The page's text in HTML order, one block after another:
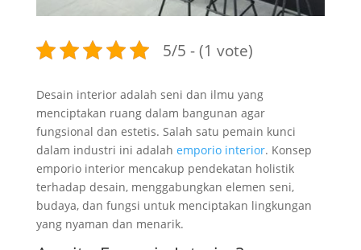
5/5 - (1 vote)
Desain interior adalah seni dan ilmu yang
menciptakan ruang dalam bangunan agar
fungsional dan estetis. Salah satu pemain kunci
dalam industri ini adalah emporio interior. Konsep
emporio interior mencakup pendekatan holistik
terhadap desain, menggabungkan elemen seni,
budaya, dan fungsi untuk menciptakan lingkungan
yang nyaman dan menarik.